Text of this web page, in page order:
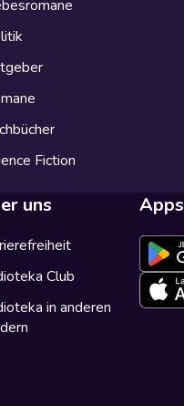
Fiction
uns
Club
in anderen
Apps